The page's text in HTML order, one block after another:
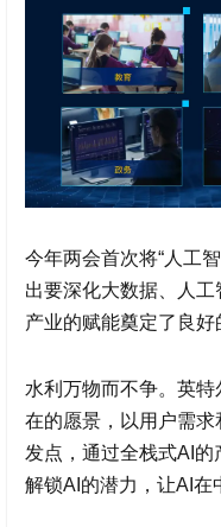
今年两会首次将“人工
出要深化大数据、人
产业的赋能奠定了良好
水利万物而不争。英
在的愿景，以用户需
发点，通过全栈式AI
解锁AI的潜力，让AI在